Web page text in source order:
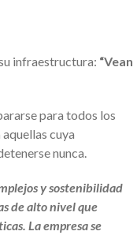
infraestructura: “Vean
para todos los
cuya
nunca.
y sostenibilidad
de alto nivel que
La empresa se